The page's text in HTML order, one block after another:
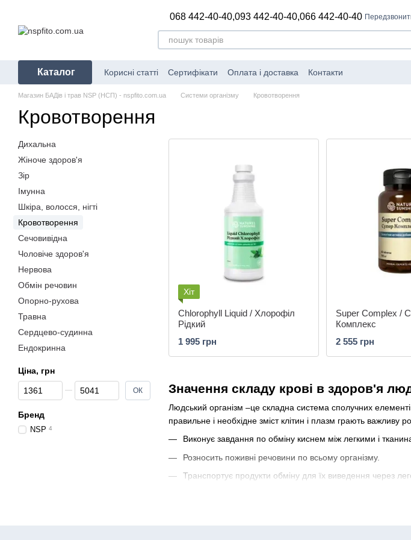
068 442-40-40,093 442-40-40,066 442-40-40
Каталог Корисні статті Сертифікати Оплата і доставка Контакти
Магазин БАДів і трав NSP (НСП) - nspfito.com.ua Системи організму Кровотворення
Кровотворення
Значення складу крові в здоров'я
Людський організм –це складна система сполучних
правильне і необхідне зміст клітин і плазм грають важливу
Виконує завдання по обміну киснем між легкими і
Розносить поживні речовини по всьому організму.
Транспортує продукти обміну для їх виведення через
Хіт
Chlorophyll Liquid / Хлорофіл
Рідкий
1 995 грн
Super Complex /
Комплекс
2 555 грн
Дихальна
Жіноче здоров'я
Зір
Імунна
Шкіра, волосся, нігті
Кровотворення
Сечовивідна
Чоловіче здоров'я
Нервова
Обмін речовин
Опорно-рухова
Травна
Сердцево-судинна
Ендокринна
Ціна, грн
Від Ціна, грн
До Ціна, грн ОК
Бренд
NSP 4